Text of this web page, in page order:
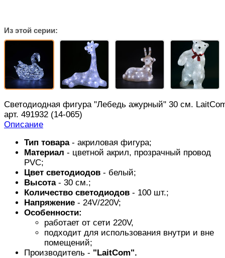
Из этой серии:
Светодиодная фигура "Лебедь ажурный" 30 см.
арт. 491932 (14-065)
Описание
Тип товара - акриловая фигура;
Материал - цветной акрил, прозрачный провод
PVC;
Цвет светодиодов - белый;
Высота - 30 см.;
Количество светодиодов - 100 шт.;
Напряжение - 24V/220V;
Особенности:
работает от сети 220V,
подходит для использования внутри и вне
помещений;
Производитель - "LaitCom".